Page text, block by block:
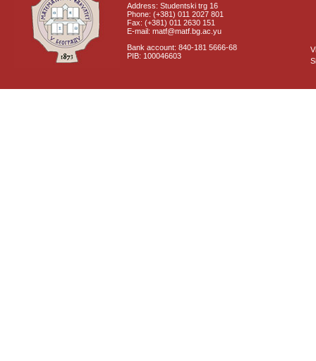
Address: Studentski trg 16
Phone: (+381) 011 2027 801
Fax: (+381) 011 2630 151
E-mail: matf@matf.bg.ac.yu
Bank account: 840-181 5666-68
PIB: 100046603